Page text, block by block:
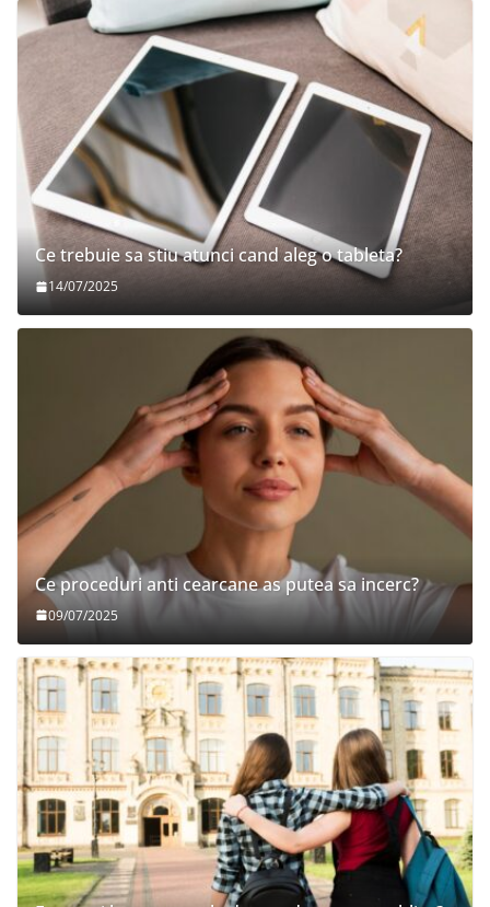
Ce trebuie sa stiu atunci cand aleg o tableta?
14/07/2025
Ce proceduri anti cearcane as putea sa incerc?
09/07/2025